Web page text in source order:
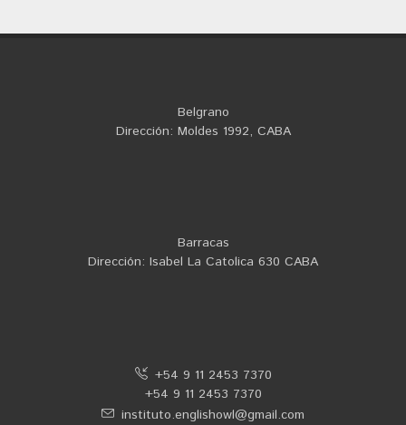
Belgrano
Dirección: Moldes 1992, CABA
Barracas
Dirección: Isabel La Catolica 630 CABA
+54 9 11 2453 7370
+54 9 11 2453 7370
instituto.englishowl@gmail.com